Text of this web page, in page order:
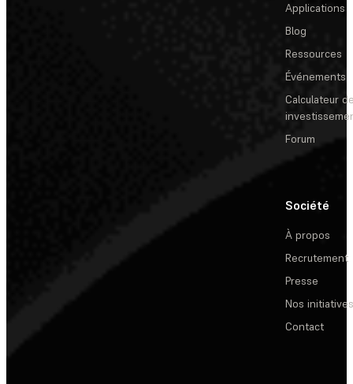
Applications
Blog
Ressources
Événements
Calculateur
Forum
Société
À propos
Recrutement
Presse
Nos initiatives
Contact